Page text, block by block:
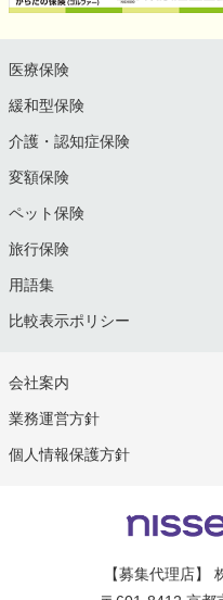
医療保険
緩和型保険
介護・認知症保険
変額保険
ペット保険
旅行保険
用語集
比較表示ポリシー
会社案内
業務運営方針
個人情報保護方針
【募集代理店】